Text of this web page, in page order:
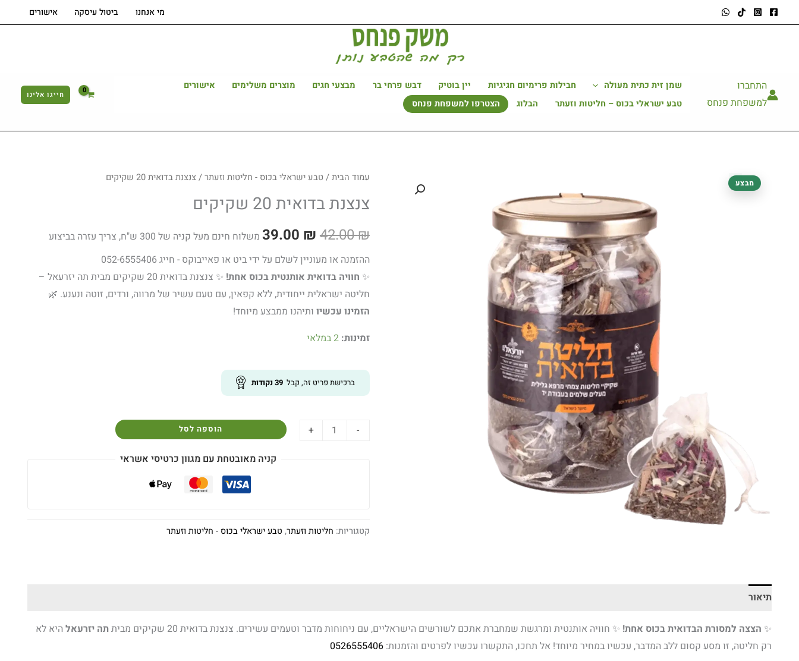
לתוכן
מי אנחנו ביטול עיסקה אישורים
התחברו
למשפחת פנחס
שמן זית כתית מעולה חבילות פרימיום חגיגיות יין בוטיק דבש פרחי בר מבצעי חגים מוצרים משלימים
אישורים
טבע ישראלי בכוס – חליטות וזעתר
הבלוג הצטרפו למשפחת פנחס
חייגו אלינו
מבצע עמוד הבית/ טבע ישראלי בכוס - חליטות וזעתר/ צנצנת בדואית 20 שקיקים
צנצנת בדואית 20 שקיקים
42.00₪
המחיר
המקורי
היה:
42.00 ₪.
39.00 ₪
המחיר
הנוכחי
הוא:
39.00 ₪.
משלוח חינם מעל קניה של 300 ש"ח, צריך עזרה בביצוע
ההזמנה או מעוניין לשלם על ידי ביט או פאייבוקס - חייג 052-6555406
✨ חוויה בדואית אותנטית בכוס אחת!
✨ צנצנת בדואית 20 שקיקים מבית תה יזרעאל –
חליטה ישראלית ייחודית, ללא קפאין, עם טעם עשיר של מרווה, ורדים, זוטה ונענע. 🌿
הזמינו עכשיו ותיהנו ממבצע מיוחד!
זמינות: 2 במלאי
ברכישת פריט זה, קבל39נקודות
-
כמות
+ הוספה לסל
קניה מאובטחת עם מגוון כרטיסי אשראי
קטגוריות: חליטות וזעתר, טבע ישראלי בכוס - חליטות וזעתר
תיאור
✨ הצצה למסורת הבדואית בכוס אחת! ✨ חוויה אותנטית ומרגשת שמחברת אתכם לשורשים הישראליים, עם ניחוחות מדבר וטעמים עשירים. צנצנת בדואית 20 שקיקים מבית תה יזרעאלהיא לא
רק חליטה, זו מסע קסום ללב המדבר, עכשיו במחיר מיוחד! אל תחכו, התקשרו עכשיו לפרטים והזמנות: 0526555406
בדואית